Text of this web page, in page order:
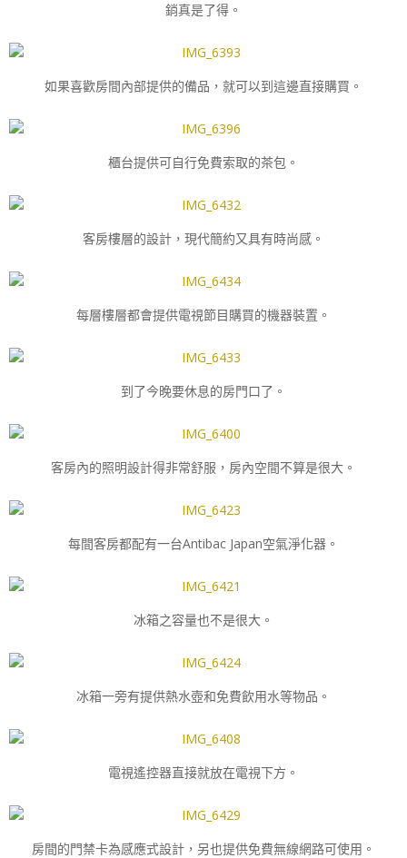
銷真是了得。
如果喜歡房間內部提供的備品，就可以到這邊直接購買。
櫃台提供可自行免費索取的茶包。
客房樓層的設計，現代簡約又具有時尚感。
每層樓層都會提供電視節目購買的機器裝置。
到了今晚要休息的房門口了。
客房內的照明設計得非常舒服，房內空間不算是很大。
每間客房都配有一台Antibac Japan空氣淨化器。
冰箱之容量也不是很大。
冰箱一旁有提供熱水壺和免費飲用水等物品。
電視遙控器直接就放在電視下方。
房間的門禁卡為感應式設計，另也提供免費無線網路可使用。